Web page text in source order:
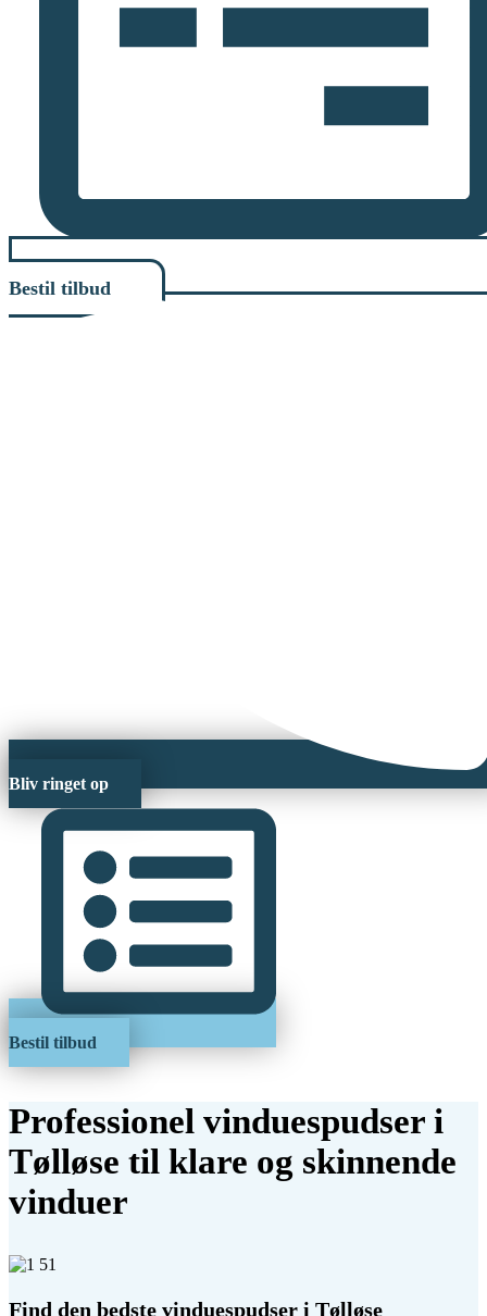
Bestil tilbud
Bliv ringet op
Bestil tilbud
Professionel vinduespudser i
Tølløse til klare og skinnende
vinduer
Find den bedste vinduespudser i Tølløse